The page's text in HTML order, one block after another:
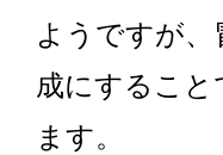
ようですが
成にするこ
ます。